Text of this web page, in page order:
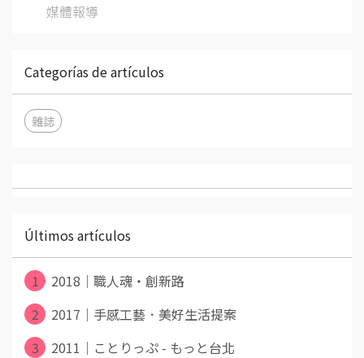
媒體報導
Categorías de artículos
雜誌
Últimos artículos
1
2018｜職人魂‧創新路
2
2017｜手感工藝．美好生活提案
3
2011｜ことりっぷ - もっと台北